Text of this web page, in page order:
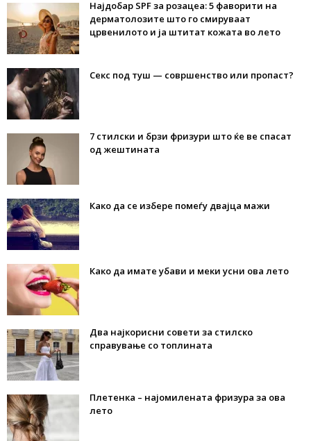
Најдобар SPF за розацеа: 5 фаворити на
дерматолозите што го смируваат
црвенилото и ја штитат кожата во лето
Секс под туш — совршенство или пропаст?
7 стилски и брзи фризури што ќе ве спасат
од жештината
Како да се избере помеѓу двајца мажи
Како да имате убави и меки усни ова лето
Два најкорисни совети за стилско
справување со топлината
Плетенка – најомилената фризура за ова
лето